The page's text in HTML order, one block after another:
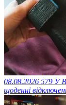
08.08.2026 579 У
щоденні